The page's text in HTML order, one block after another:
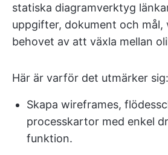
statiska diagramverktyg
uppgifter, dokument och mål,
behovet av att växla mellan
Här är varför det utmärker sig:
Skapa wireframes,
processkartor med enkel
funktion.